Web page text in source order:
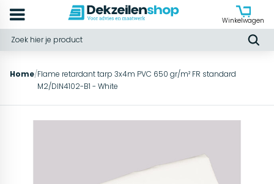
Winkelwagen
Home/Flame retardant tarp 3x4m PVC 650 gr/m² FR standard
M2/DIN4102-B1 - White